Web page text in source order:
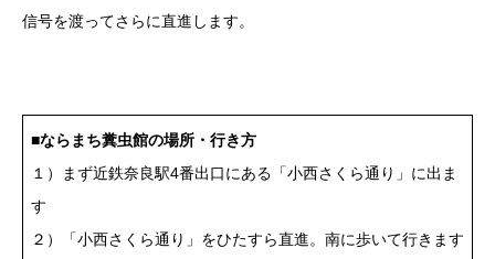
信号を渡ってさらに直進します。
■ならまち糞虫館の場所・行き方
１）まず近鉄奈良駅4番出口にある「小西さくら通り」に出ま
す
２）「小西さくら通り」をひたすら直進。南に歩いて行きます